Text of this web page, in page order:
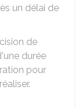
un délai de
de
durée
pour